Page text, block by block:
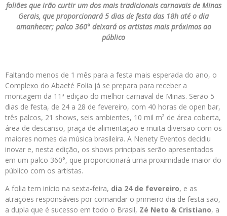
foliões que irão curtir um dos mais tradicionais carnavais de Minas
Gerais, que proporcionará 5 dias de festa das 18h até o dia
amanhecer; palco 360° deixará os artistas mais próximos ao
público
Faltando menos de 1 mês para a festa mais esperada do ano, o
Complexo do Abaeté Folia já se prepara para receber a
montagem da 11ª edição do melhor carnaval de Minas. Serão 5
dias de festa, de 24 a 28 de fevereiro, com 40 horas de open bar,
três palcos, 21 shows, seis ambientes, 10 mil m² de área coberta,
área de descanso, praça de alimentação e muita diversão com os
maiores nomes da música brasileira. A Nenety Eventos decidiu
inovar e, nesta edição, os shows principais serão apresentados
em um palco 360°, que proporcionará uma proximidade maior do
público com os artistas.
A folia tem início na sexta-feira, dia 24 de fevereiro, e as
atrações responsáveis por comandar o primeiro dia de festa são,
a dupla que é sucesso em todo o Brasil, Zé Neto & Cristiano, a